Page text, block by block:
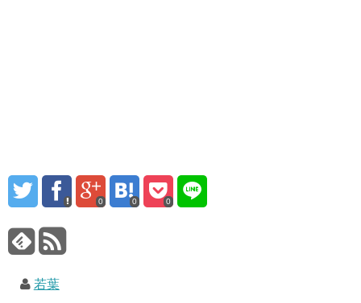
0 0 0
若葉